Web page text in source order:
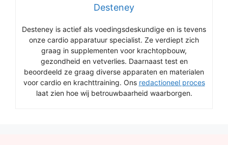
Desteney
Desteney is actief als voedingsdeskundige en is tevens
onze cardio apparatuur specialist. Ze verdiept zich
graag in supplementen voor krachtopbouw,
gezondheid en vetverlies. Daarnaast test en
beoordeeld ze graag diverse apparaten en materialen
voor cardio en krachttraining. Ons redactioneel proces
laat zien hoe wij betrouwbaarheid waarborgen.